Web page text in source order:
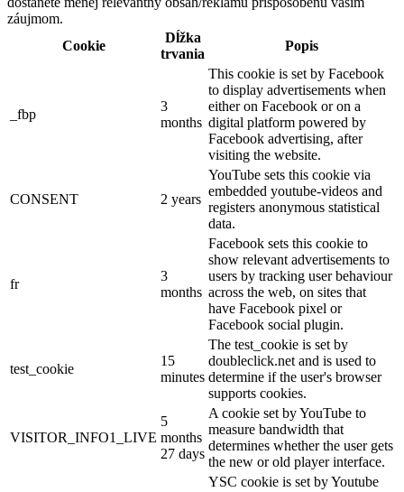
záujmom.
Cookie
Dĺžka
trvania
Popis
_fbp
3
months
This cookie is set by Facebook
to display advertisements when
either on Facebook or on a
digital platform powered by
Facebook advertising, after
visiting the website.
CONSENT 2 years
YouTube sets this cookie via
embedded youtube-videos and
registers anonymous statistical
data.
fr
3
months
Facebook sets this cookie to
show relevant advertisements to
users by tracking user behaviour
across the web, on sites that
have Facebook pixel or
Facebook social plugin.
test_cookie
15
minutes
The test_cookie is set by
doubleclick.net and is used to
determine if the user's browser
supports cookies.
VISITOR_INFO1_LIVE
5
months
27 days
A cookie set by YouTube to
measure bandwidth that
determines whether the user gets
the new or old player interface.
YSC cookie is set by Youtube